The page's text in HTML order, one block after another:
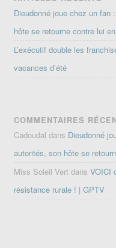
Dieudonné joue chez un
hôte se retourne contre lui
L’exécutif double les
vacances d’été
COMMENTAIRES
Cadoudal dans Dieudonné
autorités, son hôte se
Miss Soleil Vert dansVOICI
résistance rurale ! | GPTV